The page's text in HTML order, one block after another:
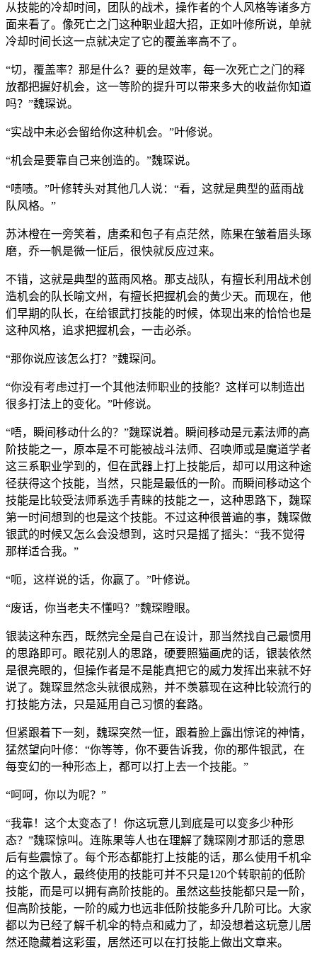
从技能的冷却时间，团队的战术，操作者的个人风格等诸多方
面来看了。像死亡之门这种职业超大招，正如叶修所说，单就
冷却时间长这一点就决定了它的覆盖率高不了。
“切，覆盖率？那是什么？要的是效率，每一次死亡之门的释
放都把握好机会，这一等阶的提升可以带来多大的收益你知道
吗？”魏琛说。
“实战中未必会留给你这种机会。”叶修说。
“机会是要靠自己来创造的。”魏琛说。
“啧啧。”叶修转头对其他几人说：“看，这就是典型的蓝雨战
队风格。”
苏沐橙在一旁笑着，唐柔和包子有点茫然，陈果在皱着眉头琢
磨，乔一帆是微一怔后，很快就反应过来。
不错，这就是典型的蓝雨风格。那支战队，有擅长利用战术创
造机会的队长喻文州，有擅长把握机会的黄少天。而现在，他
们早期的队长，在给银武打技能的时候，体现出来的恰恰也是
这种风格，追求把握机会，一击必杀。
“那你说应该怎么打？”魏琛问。
“你没有考虑过打一个其他法师职业的技能？这样可以制造出
很多打法上的变化。”叶修说。
“唔，瞬间移动什么的？”魏琛说着。瞬间移动是元素法师的高
阶技能之一，原本是不可能被战斗法师、召唤师或是魔道学者
这三系职业学到的，但在武器上打上技能后，却可以用这种途
径获得这个技能，当然，只能是最低的一阶。而瞬间移动这个
技能是比较受法师系选手青睐的技能之一，这种思路下，魏琛
第一时间想到的也是这个技能。不过这种很普遍的事，魏琛做
银武的时候又怎么会没想到，这时只是摇了摇头：“我不觉得
那样适合我。”
“呃，这样说的话，你赢了。”叶修说。
“废话，你当老夫不懂吗？”魏琛瞪眼。
银装这种东西，既然完全是自己在设计，那当然找自己最惯用
的思路即可。眼花别人的思路，硬要照猫画虎的话，银装依然
是很亮眼的，但操作者是不是能真把它的威力发挥出来就不好
说了。魏琛显然念头就很成熟，并不羡慕现在这种比较流行的
打技能方法，只是延用自己习惯的套路。
但紧跟着下一刻，魏琛突然一怔，跟着脸上露出惊诧的神情，
猛然望向叶修：“你等等，你不要告诉我，你的那件银武，在
每变幻的一种形态上，都可以打上去一个技能。”
“呵呵，你以为呢？”
“我靠！这个太变态了！你这玩意儿到底是可以变多少种形
态？”魏琛惊叫。连陈果等人也在理解了魏琛刚才那话的意思
后有些震惊了。每个形态都能打上技能的话，那么使用千机伞
的这个散人，最终使用的技能可并不只是120个转职前的低阶
技能，而是可以拥有高阶技能的。虽然这些技能都只是一阶，
但高阶技能，一阶的威力也远非低阶技能多升几阶可比。大家
都以为已经了解千机伞的特点和威力了，却没想着这玩意儿居
然还隐藏着这彩蛋，居然还可以在打技能上做出文章来。